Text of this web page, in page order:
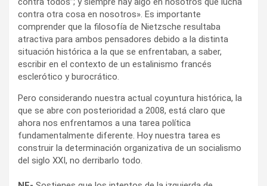
contra otra cosa en nosotros». Es importante
comprender que la filosofía de Nietzsche resultaba
atractiva para ambos pensadores debido a la distinta
situación histórica a la que se enfrentaban, a saber,
escribir en el contexto de un estalinismo francés
esclerótico y burocrático.
Pero considerando nuestra actual coyuntura histórica, la
que se abre con posterioridad a 2008, está claro que
ahora nos enfrentamos a una tarea política
fundamentalmente diferente. Hoy nuestra tarea es
construir la determinación organizativa de un socialismo
del siglo XXI, no derribarlo todo.